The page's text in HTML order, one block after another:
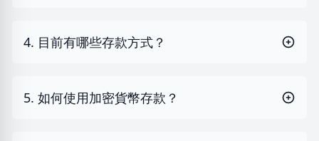
4. 目前有哪些存款方式？
5. 如何使用加密貨幣存款？